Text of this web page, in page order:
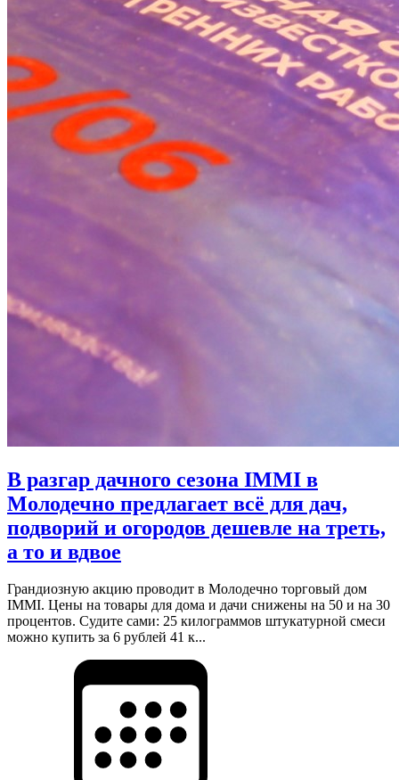
В разгар дачного сезона IMMI в
Молодечно предлагает всё для дач,
подворий и огородов дешевле на треть,
а то и вдвое
Грандиозную акцию проводит в Молодечно торговый дом
IMMI. Цены на товары для дома и дачи снижены на 50 и на 30
процентов. Судите сами: 25 килограммов штукатурной смеси
можно купить за 6 рублей 41 к...